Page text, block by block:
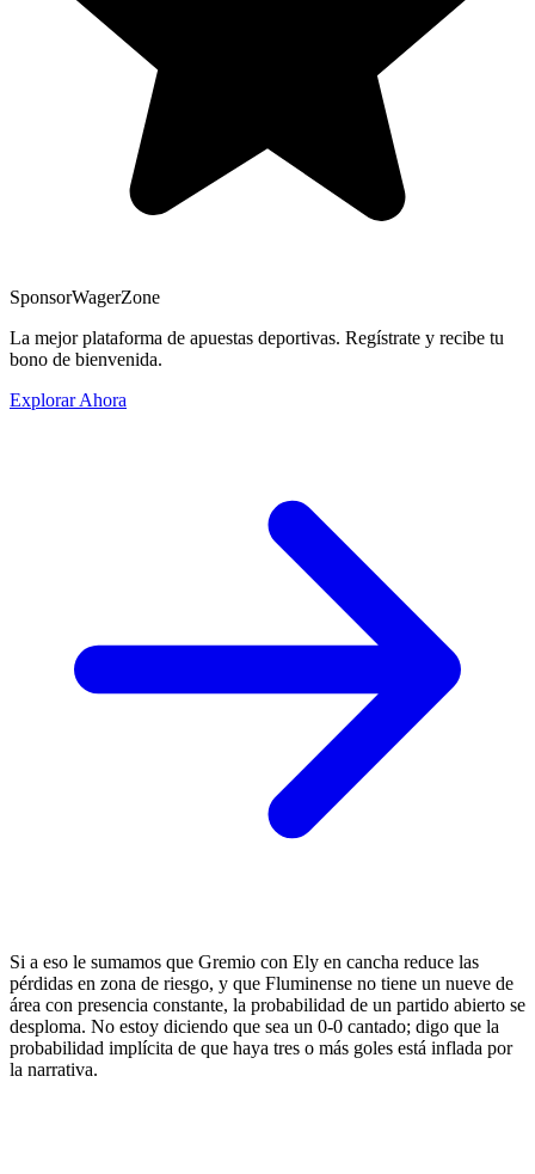
SponsorWagerZone
La mejor plataforma de apuestas deportivas. Regístrate y recibe tu
bono de bienvenida.
Explorar Ahora
Si a eso le sumamos que Gremio con Ely en cancha reduce las
pérdidas en zona de riesgo, y que Fluminense no tiene un nueve de
área con presencia constante, la probabilidad de un partido abierto se
desploma. No estoy diciendo que sea un 0-0 cantado; digo que la
probabilidad implícita de que haya tres o más goles está inflada por
la narrativa.